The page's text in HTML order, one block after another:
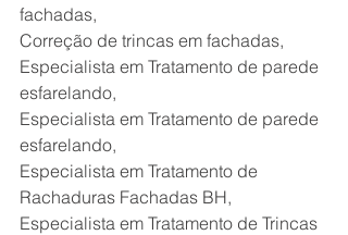
fachadas,
Correção de trincas em fachadas,
Especialista em Tratamento de parede
esfarelando,
Especialista em Tratamento de parede
esfarelando,
Especialista em Tratamento de
Rachaduras Fachadas BH,
Especialista em Tratamento de Trincas